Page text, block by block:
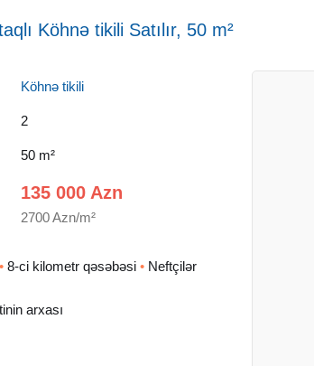
Köhnə tikili Satılır, 50 m²
Köhnə tikili
2
50 m²
135 000 Azn
2700 Azn/m²
• 8-ci kilometr qəsəbəsi • Neftçilər
arxası